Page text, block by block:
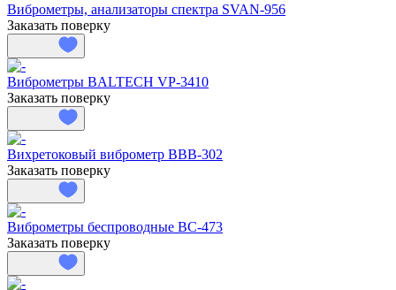
Виброметры, анализаторы спектра SVAN-956
Заказать поверку
Виброметры BALTECH VP-3410
Заказать поверку
Вихретоковый виброметр ВВВ-302
Заказать поверку
Виброметры беспроводные ВС-473
Заказать поверку